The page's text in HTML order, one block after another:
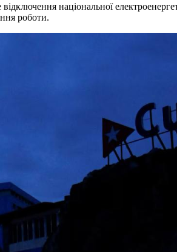
національної
роботи.